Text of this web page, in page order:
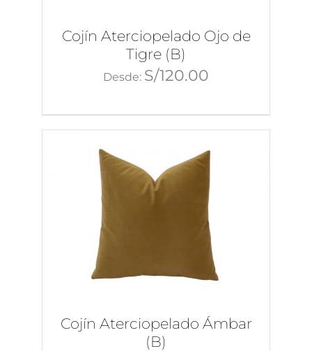
Cojín Aterciopelado Ojo de
Tigre (B)
Desde: S/120.00
Cojín Aterciopelado Ámbar
(B)